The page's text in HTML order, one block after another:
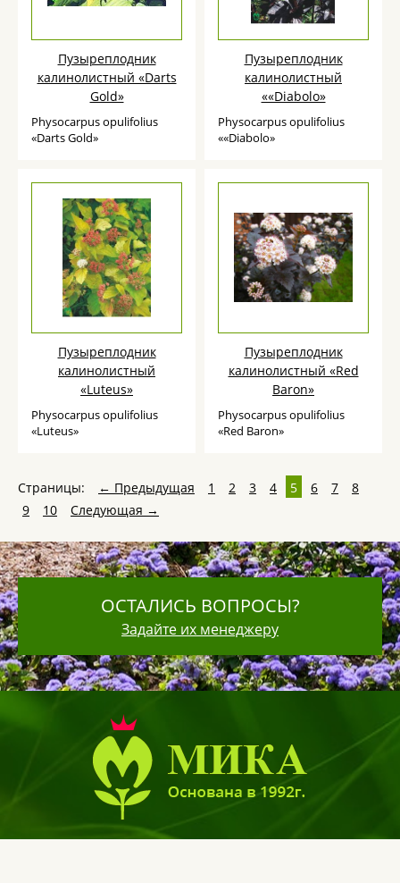
Пузыреплодник
калинолистный «Darts
Gold»
Physocarpus opulifolius
«Darts Gold»
Пузыреплодник
калинолистный
««Diabolo»
Physocarpus opulifolius
««Diabolo»
Пузыреплодник
калинолистный
«Luteus»
Physocarpus opulifolius
«Luteus»
Пузыреплодник
калинолистный «Red
Baron»
Physocarpus opulifolius
«Red Baron»
Страницы: ← Предыдущая 1 2 3 4 5 6 7
8
9
10 Следующая →
ОСТАЛИСЬ ВОПРОСЫ?
Задайте их менеджеру